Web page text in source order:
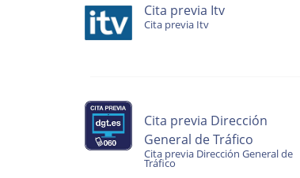
Cita previa Itv
Cita previa Itv
Cita previa Dirección
General de Tráfico
Cita previa Dirección General de
Tráfico